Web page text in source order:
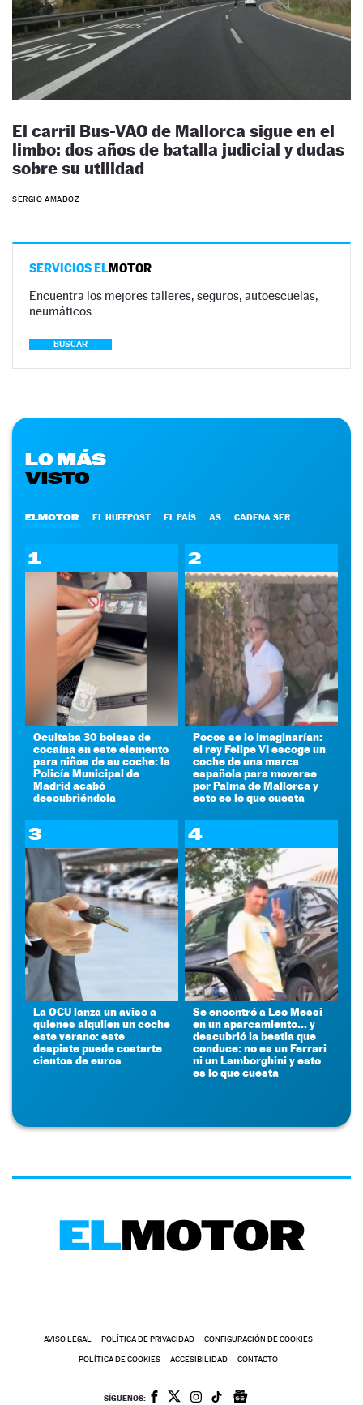
El carril Bus-VAO de Mallorca sigue en el
limbo: dos años de batalla judicial y dudas
sobre su utilidad
SERGIO AMADOZ
SERVICIOS ELMOTOR
Encuentra los mejores talleres, seguros, autoescuelas,
neumáticos…
BUSCAR
LO MÁS
VISTO
ELMOTOR EL HUFFPOST EL PAÍS AS CADENA SER
1
Ocultaba 30 bolsas de
cocaína en este elemento
para niños de su coche: la
Policía Municipal de
Madrid acabó
descubriéndola
2
Pocos se lo imaginarían:
el rey Felipe VI escoge un
coche de una marca
española para moverse
por Palma de Mallorca y
esto es lo que cuesta
3
La OCU lanza un aviso a
quienes alquilen un coche
este verano: este
despiste puede costarte
cientos de euros
4
Se encontró a Leo Messi
en un aparcamiento... y
descubrió la bestia que
conduce: no es un Ferrari
ni un Lamborghini y esto
es lo que cuesta
AVISO LEGAL POLÍTICA DE PRIVACIDAD CONFIGURACIÓN DE COOKIES
POLÍTICA DE COOKIES ACCESIBILIDAD CONTACTO
SÍGUENOS: